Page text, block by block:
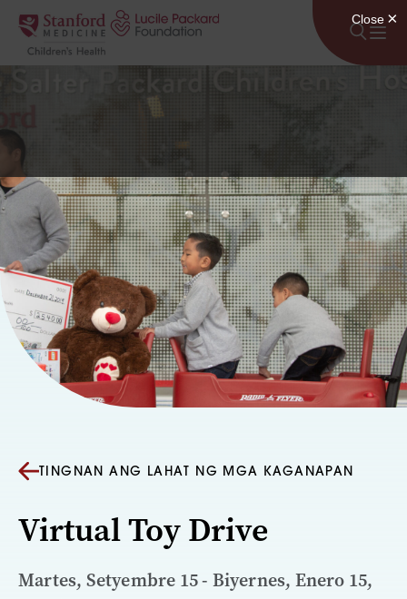
Lumaktaw sa nilalaman
TINGNAN ANG LAHAT NG MGA KAGANAPAN
Virtual Toy Drive
Martes, Setyembre 15 - Biyernes, Enero 15,